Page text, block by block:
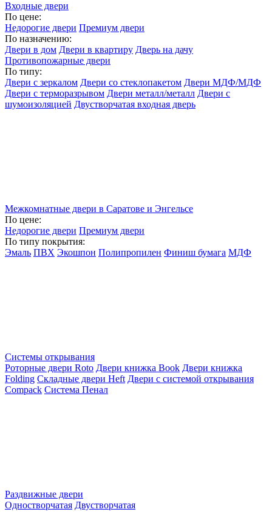
Входные двери
По цене:
Недорогие двери Премиум двери
По назначению:
Двери в дом Двери в квартиру Дверь на дачу
Противопожарные двери
По типу:
Двери с зеркалом Двери со стеклопакетом Двери МДФ/МДФ
Двери с терморазрывом Двери металл/металл Двери с
шумоизоляцией Двустворчатая входная дверь
Межкомнатные двери в Саратове и Энгельсе
По цене:
Недорогие двери Премиум двери
По типу покрытия:
Эмаль ПВХ Экошпон Полипропилен Финиш бумага МДФ
Системы открывания
Роторные двери Roto Двери книжка Book Двери книжка
Folding Складные двери Heft Двери с системой открывания
Compack Система Пенал
Раздвижные двери
Одностворчатая Двустворчатая